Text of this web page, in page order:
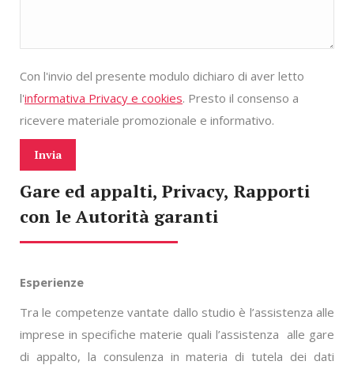
Con l'invio del presente modulo dichiaro di aver letto
l'informativa Privacy e cookies. Presto il consenso a
ricevere materiale promozionale e informativo.
Gare ed appalti, Privacy, Rapporti
con le Autorità garanti
Esperienze
Tra le competenze vantate dallo studio è l’assistenza alle
imprese in specifiche materie quali l’assistenza alle gare
di appalto, la consulenza in materia di tutela dei dati